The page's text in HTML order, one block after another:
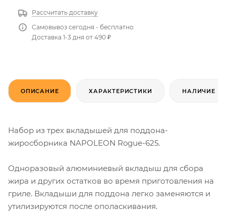
Рассчитать доставку
Самовывоз сегодня - бесплатно
Доставка 1-3 дня от 490 ₽
ОПИСАНИЕ ХАРАКТЕРИСТИКИ НАЛИЧИЕ
Набор из трех вкладышей для поддона-
жиросборника NAPOLEON Rogue-625.
Одноразовый алюминиевый вкладыш для сбора
жира и других остатков во время приготовления на
гриле. Вкладыши для поддона легко заменяются и
утилизируются после ополаскивания.